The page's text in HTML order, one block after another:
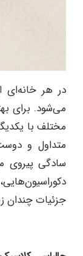
در هر خانه‌ای
می‌شود. برای
مختلف با
متداول و
سادگی پیروی
جزئیات چندان